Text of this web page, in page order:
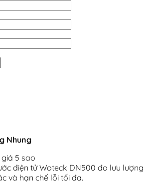
Nhung
5 sao
điện tử Woteck DN500 đo lưu lượng
và hạn chế lỗi tối đa.